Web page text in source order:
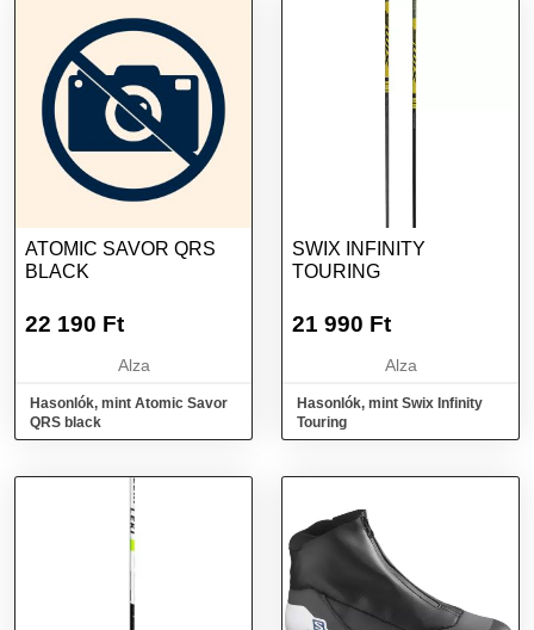
ATOMIC SAVOR QRS
BLACK
22 190 Ft
Alza
Hasonlók, mint Atomic Savor
QRS black
SWIX INFINITY
TOURING
21 990 Ft
Alza
Hasonlók, mint Swix Infinity
Touring